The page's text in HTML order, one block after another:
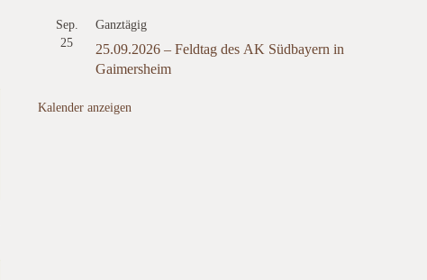
Sep.
25
Ganztägig
25.09.2026 – Feldtag des AK Südbayern in
Gaimersheim
Kalender anzeigen